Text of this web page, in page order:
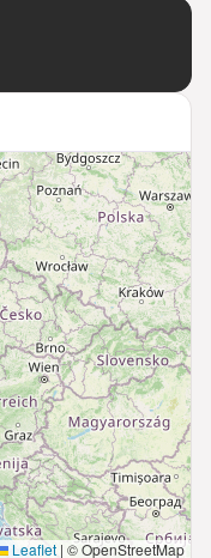
Leaflet | © OpenStreetMap